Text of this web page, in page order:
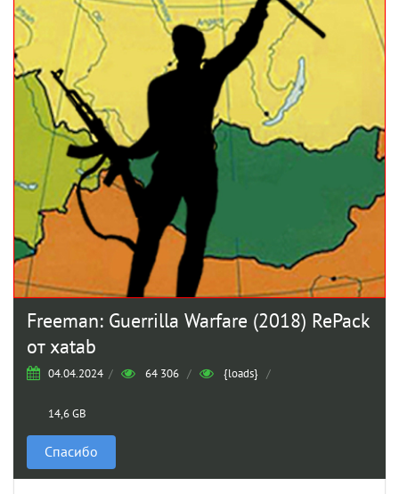
Freeman: Guerrilla Warfare (2018) RePack
от xatab
04.04.2024 / 64 306 / {loads} /
14,6 GB
Спасибо